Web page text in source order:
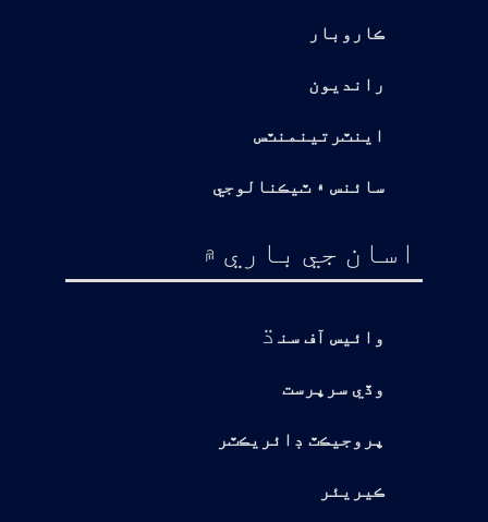
ڪاروبار
رانديون
اينٽرتينمنٽس
سائنس ۽ ٽيڪنالوجي
اسان جي باري ۾
وائيس آف سن ڌ
وڏي سرپرست
پروجيڪٽ ڊائريڪٽر
ڪيريئر